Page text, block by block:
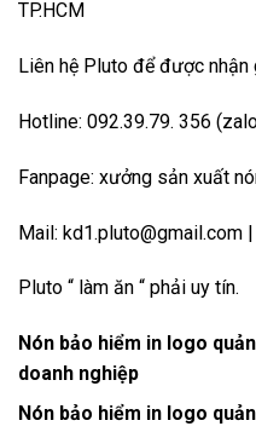
TP.HCM
Liên hệ Pluto để được nhận
Hotline: 092.39.79. 356
Fanpage: xưởng sản xuất
Mail: kd1.pluto@gmail.com
Pluto “ làm ăn “ phải uy tín.
Nón bảo hiểm in logo
doanh nghiệp
Nón bảo hiểm in logo